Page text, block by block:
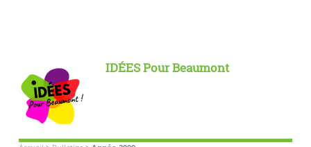
IDÉES Pour Beaumont